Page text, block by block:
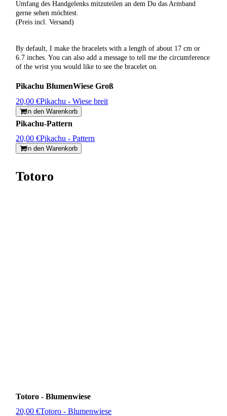
Umfang des Handgelenks mitzuteilen an dem Du das Armband
gerne sehen möchtest.
(Preis incl. Versand)
By default, I make the bracelets with a length of about 17 cm or
6.7 inches. You can also add a message to tell me the circumference
of the wrist you would like to see the bracelet on.
Pikachu BlumenWiese Groß
20,00 €Pikachu - Wiese breit
In den Warenkorb
Pikachu-Pattern
20,00 €Pikachu - Pattern
In den Warenkorb
Totoro
Totoro - Blumenwiese
20,00 €Totoro - Blumenwiese